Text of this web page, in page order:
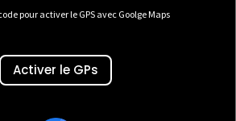
pour activer le GPS avec Goolge Maps
Activer le GPs